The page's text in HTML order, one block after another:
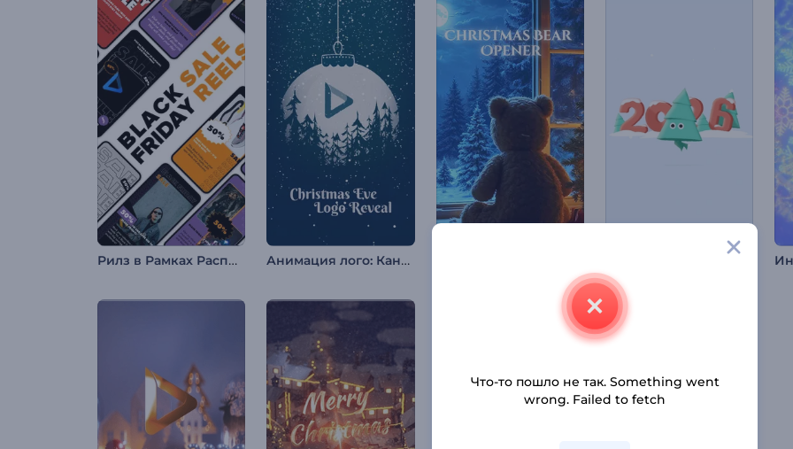
Рилз в Рамках Распродажи "Черная пятница" Анимация лого: Канун Нового года
Что-то пошло не так. Something went
wrong. Failed to fetch